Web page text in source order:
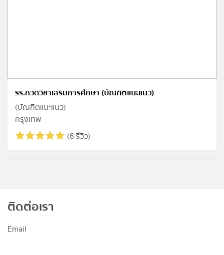
รร.กวดวิชาเสริมการศึกษา (บัณฑิตแนะแนว)
(บัณฑิตแนะแนว)
กรุงเทพ
(6 รีวิว)
ติดต่อเรา
Email